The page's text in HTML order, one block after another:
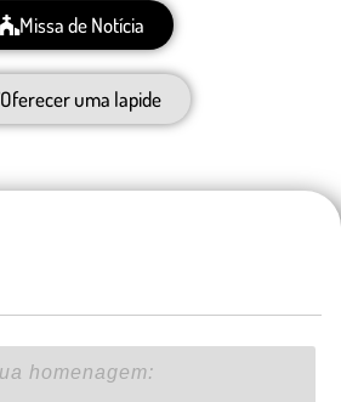
Missa de Notícia
Oferecer uma lapide